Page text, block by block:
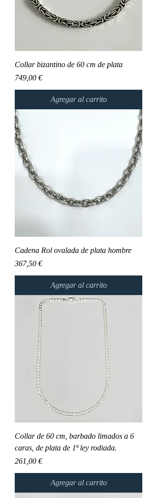
Collar bizantino de 60 cm de plata
Precio
749,00 €
Agregar al carrito
Cadena Rol ovalada de plata hombre
Precio
367,50 €
Agregar al carrito
Collar de 60 cm, barbado limados a 6
caras, de plata de 1ª ley rodiada.
Precio
261,00 €
Agregar al carrito